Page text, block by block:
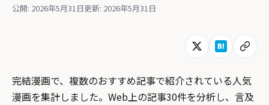
公開: 2026年5月31日更新: 2026年5月31日
完結漫画で、複数のおすすめ記事で紹介されている人気
漫画を集計しました。Web上の記事30件を分析し、言及